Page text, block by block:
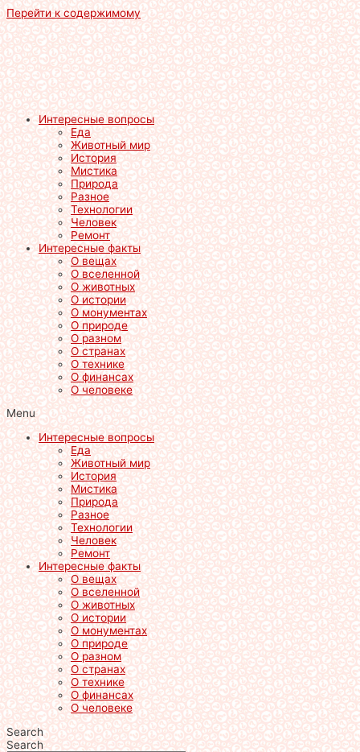
Перейти к содержимому
Интересные вопросы
Еда
Животный мир
История
Мистика
Природа
Разное
Технологии
Человек
Ремонт
Интересные факты
О вещах
О вселенной
О животных
О истории
О монументах
О природе
О разном
О странах
О технике
О финансах
О человеке
Menu
Интересные вопросы
Еда
Животный мир
История
Мистика
Природа
Разное
Технологии
Человек
Ремонт
Интересные факты
О вещах
О вселенной
О животных
О истории
О монументах
О природе
О разном
О странах
О технике
О финансах
О человеке
Search
Search